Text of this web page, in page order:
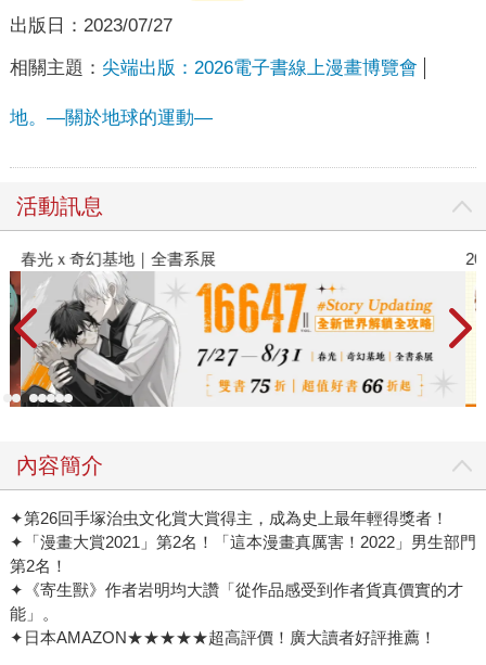
出版日： 2023/07/27
相關主題： 尖端出版：2026電子書線上漫畫博覽會
地。—關於地球的運動—
活動訊息
春光ｘ奇幻基地｜全書系展
內容簡介
✦第26回手塚治虫文化賞大賞得主，成為史上最年輕得獎者！
✦「漫畫大賞2021」第2名！「這本漫畫真厲害！2022」男生部門
第2名！
✦《寄生獸》作者岩明均大讚「從作品感受到作者貨真價實的才
能」。
✦日本AMAZON★★★★★超高評價！廣大讀者好評推薦！